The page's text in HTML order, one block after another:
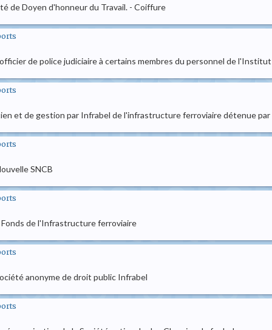
de Doyen d'honneur du Travail. - Coiffure
de police judiciaire à certains membres du personnel de
et de gestion par Infrabel de l'infrastructure ferroviaire détenue
SNCB
de l'Infrastructure ferroviaire
anonyme de droit public Infrabel